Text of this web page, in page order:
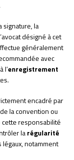
signature, la
désigné à cet
généralement
avec
l’enregistrement
encadré par
la convention ou
responsabilité
larégularité
notamment